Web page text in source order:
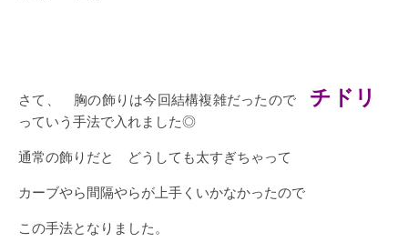
さて、 胸の飾りは今回結構複雑だったので チドリ
っていう手法で入れました◎
通常の飾りだと どうしても太すぎちゃって
カーブやら間隔やらが上手くいかなかったので
この手法となりました。